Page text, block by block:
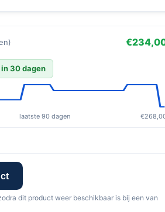
30 dagen
laatste 90 dagen
dit product weer beschikbaar is bij een van